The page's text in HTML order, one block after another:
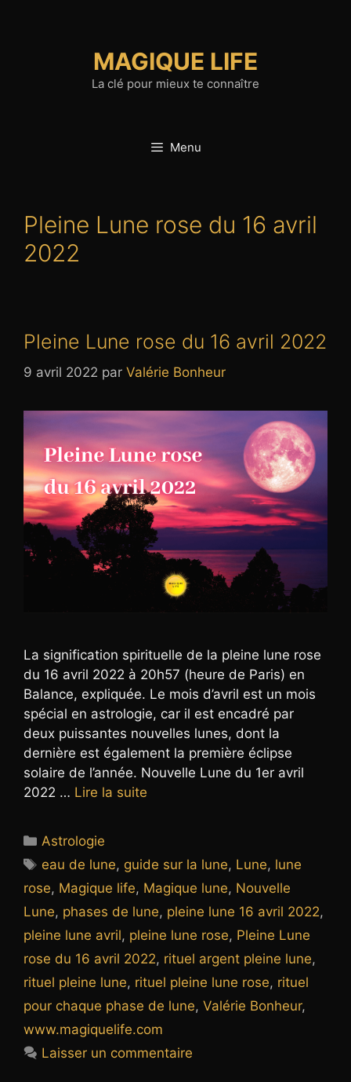
MAGIQUE LIFE
La clé pour mieux te connaître
Menu
Pleine Lune rose du 16 avril
2022
Pleine Lune rose du 16 avril 2022
9 avril 2022 par Valérie Bonheur
La signification spirituelle de la pleine lune rose
du 16 avril 2022 à 20h57 (heure de Paris) en
Balance, expliquée. Le mois d’avril est un mois
spécial en astrologie, car il est encadré par
deux puissantes nouvelles lunes, dont la
dernière est également la première éclipse
solaire de l’année. Nouvelle Lune du 1er avril
2022 … Lire la suite
Catégories
Astrologie
Étiquettes
eau de lune, guide sur la lune, Lune, lune
rose, Magique life, Magique lune, Nouvelle
Lune, phases de lune, pleine lune 16 avril 2022,
pleine lune avril, pleine lune rose, Pleine Lune
rose du 16 avril 2022, rituel argent pleine lune,
rituel pleine lune, rituel pleine lune rose, rituel
pour chaque phase de lune, Valérie Bonheur,
www.magiquelife.com
Laisser un commentaire